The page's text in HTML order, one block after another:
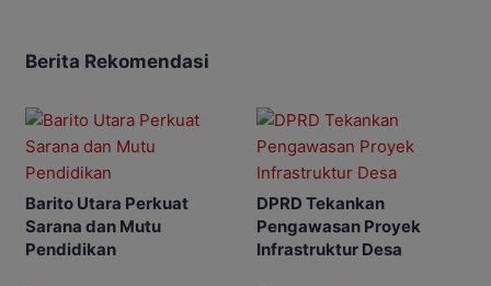
Berita Rekomendasi
Barito Utara Perkuat
Sarana dan Mutu
Pendidikan
DPRD Tekankan
Pengawasan Proyek
Infrastruktur Desa